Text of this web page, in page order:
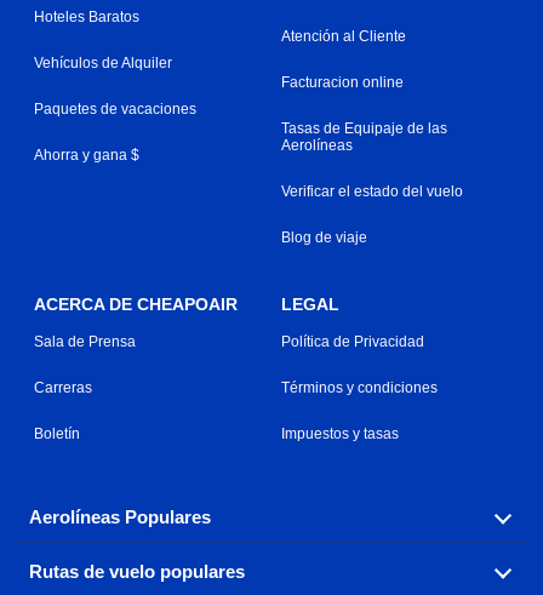
Hoteles Baratos
Vehículos de Alquiler
Paquetes de vacaciones
Ahorra y gana $
Atención al Cliente
Facturacion online
Tasas de Equipaje de las
Aerolíneas
Verificar el estado del vuelo
Blog de viaje
ACERCA DE CHEAPOAIR
Sala de Prensa
Carreras
Boletín
LEGAL
Política de Privacidad
Términos y condiciones
Impuestos y tasas
Aerolíneas Populares
Explora nuestras opciones de tarifas aéreas baratas por
Rutas de vuelo populares